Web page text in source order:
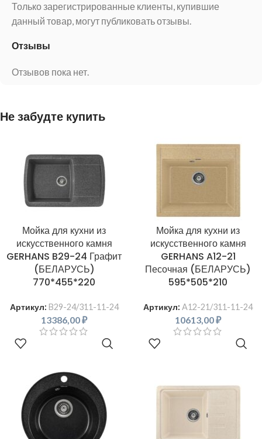
Отзывы
Отзывов пока нет.
Только зарегистрированные клиенты, купившие
данный товар, могут публиковать отзывы.
Не забудте купить
Мойка для кухни из
искусственного камня
GERHANS B29-24 Графит
(БЕЛАРУСЬ)
770*455*220
Артикул: B29-24/311-11-24
13386,00₽
Мойка для кухни из
искусственного камня
GERHANS A12-21
Песочная (БЕЛАРУСЬ)
595*505*210
Артикул: A12-21/311-11-24
10613,00₽